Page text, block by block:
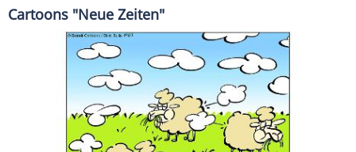
Cartoons "Neue Zeiten"